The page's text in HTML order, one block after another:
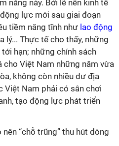
năng này. Bởi lẽ nền kinh tế
lực mới sau giai đoạn
tiềm năng tĩnh như lao động
lý... Thực tế cho thấy, những
hạn; những chính sách
Việt Nam những năm vừa
không còn nhiều dư địa
Việt Nam phải có sân chơi
tạo động lực phát triển
“chỗ trũng” thu hút dòng